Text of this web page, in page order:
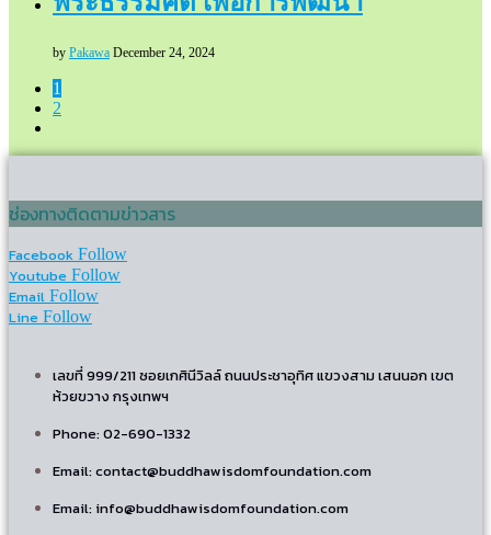
by Pakawa December 24, 2024
1
2
ช่องทางติดตามข่าวสาร
Facebook Follow
Youtube Follow
Email Follow
Line Follow
เลขที่ 999/211 ซอยเกศินีวิลล์ ถนนประชาอุทิศ แขวงสาม เสนนอก เขต
ห้วยขวาง กรุงเทพฯ
Phone: 02-690-1332
Email: contact@buddhawisdomfoundation.com
Email: info@buddhawisdomfoundation.com